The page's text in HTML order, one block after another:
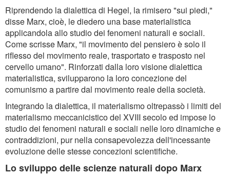
Riprendendo la dialettica di Hegel, la rimisero "sui piedi,"
disse Marx, cioè, le diedero una base materialistica
applicandola allo studio dei fenomeni naturali e sociali.
Come scrisse Marx, "il movimento del pensiero è solo il
riflesso del movimento reale, trasportato e trasposto nel
cervello umano". Rinforzati dalla loro visione dialettica
materialistica, svilupparono la loro concezione del
comunismo a partire dal movimento reale della società.
Integrando la dialettica, il materialismo oltrepassò i limiti del
materialismo meccanicistico del XVIII secolo ed impose lo
studio dei fenomeni naturali e sociali nelle loro dinamiche e
contraddizioni, pur nella consapevolezza dell'incessante
evoluzione delle stesse concezioni scientifiche.
Lo sviluppo delle scienze naturali dopo Marx